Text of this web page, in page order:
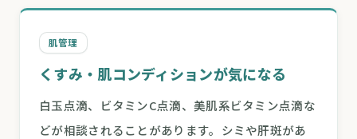
肌管理
くすみ・肌コンディションが気になる
白玉点滴、ビタミンC点滴、美肌系ビタミン点滴な
どが相談されることがあります。シミや肝斑があ